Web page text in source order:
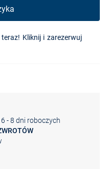
Kliknij i zarezerwuj
- 8 dni roboczych